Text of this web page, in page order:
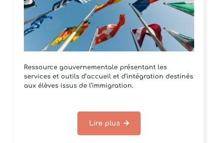
Ressource gouvernementale présentant les
services et outils d’accueil et d’intégration destinés
aux élèves issus de l’immigration.
Lire plus